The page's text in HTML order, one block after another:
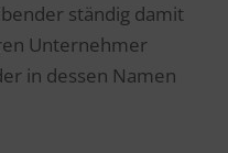
ständig damit
Unternehmer
in dessen Namen